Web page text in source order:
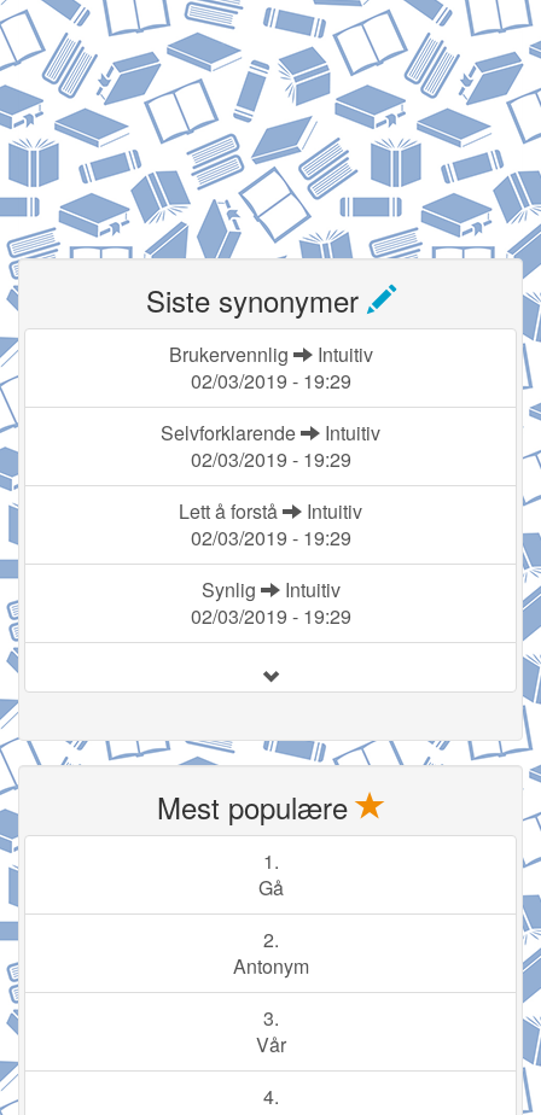
Siste synonymer
Brukervennlig
Intuitiv
02/03/2019 - 19:29
Selvforklarende
Intuitiv
02/03/2019 - 19:29
Lett å forstå
Intuitiv
02/03/2019 - 19:29
Synlig
Intuitiv
02/03/2019 - 19:29
Mest populære
1.
Gå
2.
Antonym
3.
Vår
4.